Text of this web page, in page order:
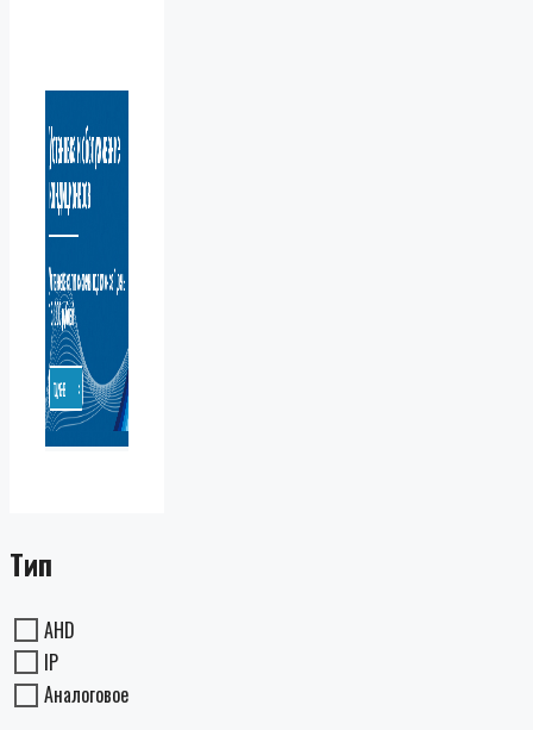
Тип
AHD
IP
Аналоговое